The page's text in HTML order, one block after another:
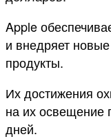
Apple
и внедряет
продукты.
Их достижения
на их освещение
дней.